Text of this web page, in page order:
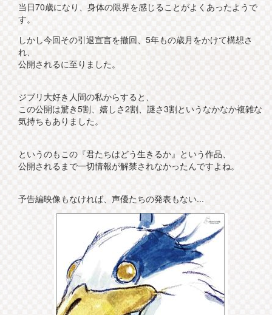
当日70歳になり、身体の限界を感じることがよくあったようで
す。
しかし今回その引退宣言を撤回、5年もの歳月をかけて構想さ
れ、
公開されるに至りました。
ジブリ大好き人間の私からすると、
この公開は驚き5割、嬉しさ2割、謎さ3割というなかなか複雑な
気持ちもありました。
というのもこの『君たちはどう生きるか』という作品、
公開されるまで一切情報が解禁されなかったんですよね。
予告編映像もなければ、声優たちの発表もない...